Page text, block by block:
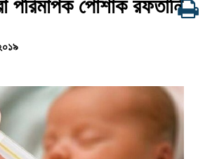
পরিমাপক পোশাক রফতানি